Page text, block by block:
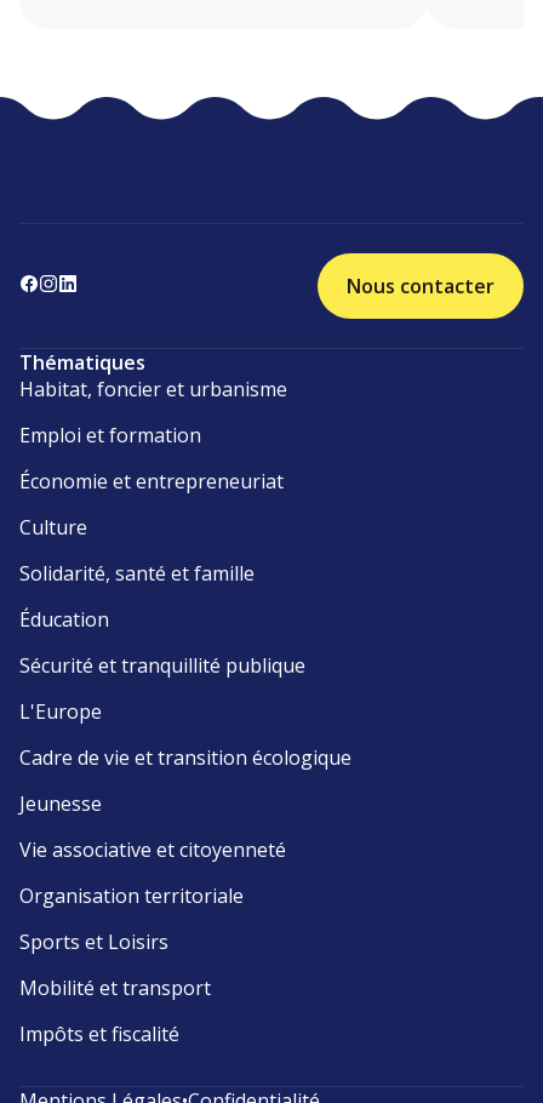
Nous contacter
Thématiques
Habitat, foncier et urbanisme
Emploi et formation
Économie et entrepreneuriat
Culture
Solidarité, santé et famille
Éducation
Sécurité et tranquillité publique
L'Europe
Cadre de vie et transition écologique
Jeunesse
Vie associative et citoyenneté
Organisation territoriale
Sports et Loisirs
Mobilité et transport
Impôts et fiscalité